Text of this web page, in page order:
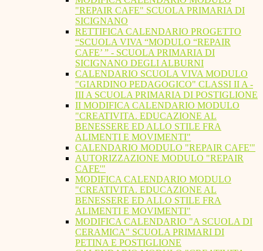
"REPAIR CAFE" SCUOLA PRIMARIA DI
SICIGNANO
RETTIFICA CALENDARIO PROGETTO
“SCUOLA VIVA “MODULO “REPAIR
CAFE’ ” - SCUOLA PRIMARIA DI
SICIGNANO DEGLI ALBURNI
CALENDARIO SCUOLA VIVA MODULO
"GIARDINO PEDAGOGICO" CLASSI II A -
III A SCUOLA PRIMARIA DI POSTIGLIONE
II MODIFICA CALENDARIO MODULO
"CREATIVITA. EDUCAZIONE AL
BENESSERE ED ALLO STILE FRA
ALIMENTI E MOVIMENTI"
CALENDARIO MODULO "REPAIR CAFE'"
AUTORIZZAZIONE MODULO "REPAIR
CAFE'"
MODIFICA CALENDARIO MODULO
"CREATIVITA. EDUCAZIONE AL
BENESSERE ED ALLO STILE FRA
ALIMENTI E MOVIMENTI"
MODIFICA CALENDARIO "A SCUOLA DI
CERAMICA" SCUOLA PRIMARI DI
PETINA E POSTIGLIONE